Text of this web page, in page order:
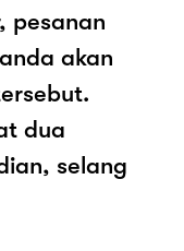
pesanan
akan
dua
selang